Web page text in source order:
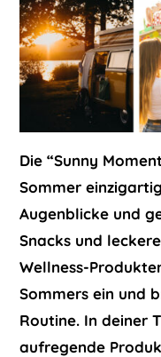
Die “Sunny
Sommer
Augenblicke und
Snacks und
Wellness-
Sommers ein und
Routine. In deiner
aufregende